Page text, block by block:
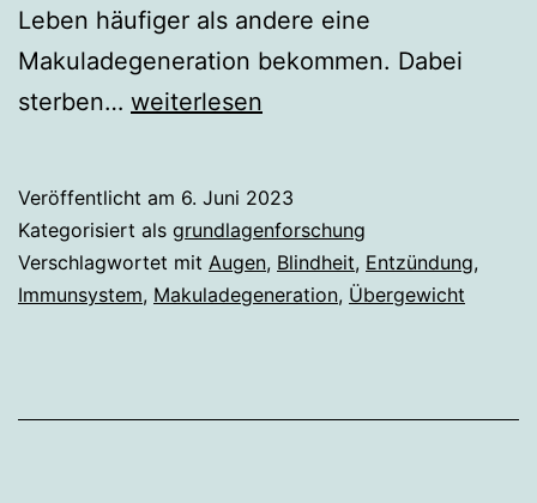
Leben häufiger als andere eine
Makuladegeneration bekommen. Dabei
sterben… Wie
Makuladegeneration
führen
kann
weiterlesen
Veröffentlicht am 6. Juni 2023
Kategorisiert als grundlagenforschung
Verschlagwortet mit Augen, Blindheit, Entzündung,
Immunsystem, Makuladegeneration, Übergewicht